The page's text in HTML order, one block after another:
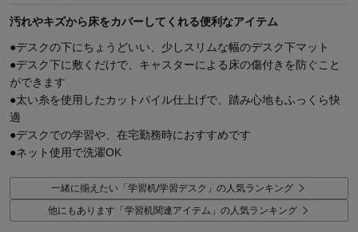
汚れやキズから床をカバーしてくれる便利なアイテム
●デスクの下にちょうどいい、少しスリムな幅のデスク下マット
●デスク下に敷くだけで、キャスターによる床の傷付きを防ぐこと
ができます
●太い糸を使用したカットパイル仕上げで、踏み心地もふっくら快
適
●デスクでの学習や、在宅勤務時におすすめです
●ネット使用で洗濯OK
一緒に揃えたい「学習机/学習デスク」の人気ランキング
他にもあります「学習机関連アイテム」の人気ランキング